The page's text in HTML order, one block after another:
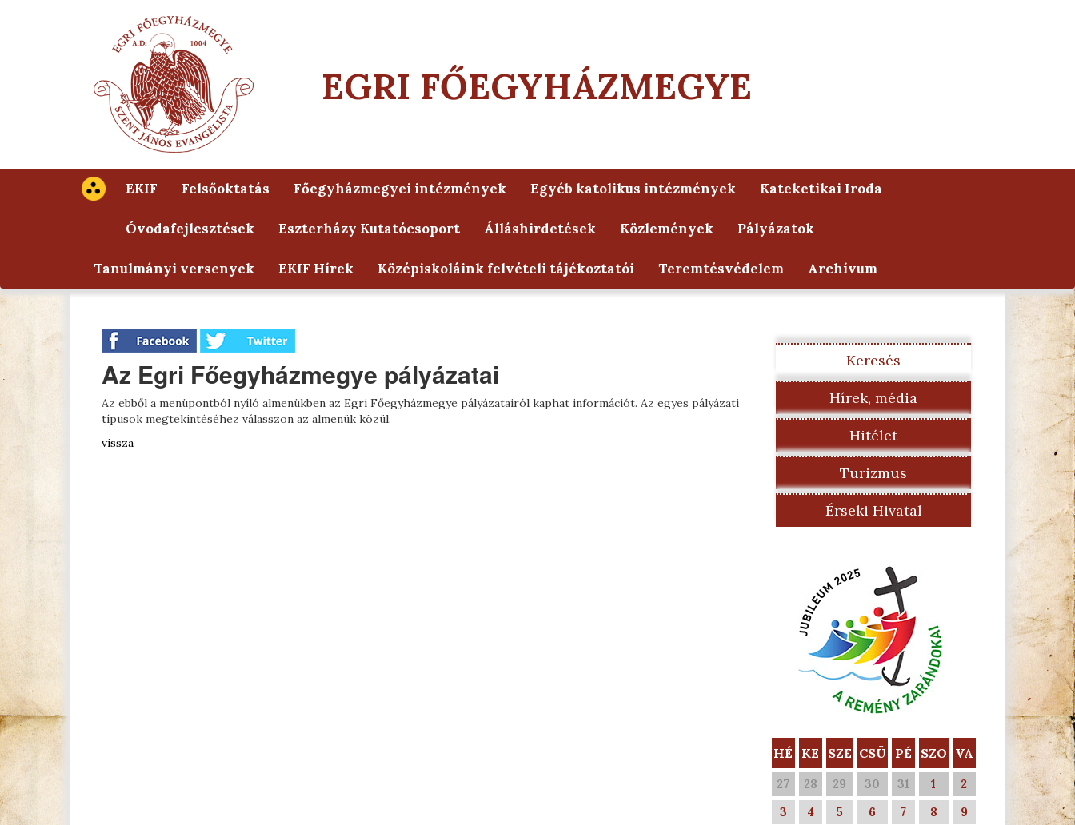
EGRI FŐEGYHÁZMEGYE
EKIF Felsőoktatás Főegyházmegyei intézmények Egyéb katolikus intézmények Kateketikai Iroda
Óvodafejlesztések Eszterházy Kutatócsoport Álláshirdetések Közlemények Pályázatok
Tanulmányi versenyek EKIF Hírek Középiskoláink felvételi tájékoztatói Teremtésvédelem Archívum
Az Egri Főegyházmegye pályázatai
Az ebből a menüpontból nyíló almenükben az Egri Főegyházmegye pályázatairól kaphat információt. Az egyes pályázati
típusok megtekintéséhez válasszon az almenük közül.
vissza
Keresés
Hírek, média
Hitélet
Turizmus
Érseki Hivatal
HÉ KE SZE CSÜ PÉ SZO VA
27 28 29 30 31 1
2
3
4 5 6 7 8
9